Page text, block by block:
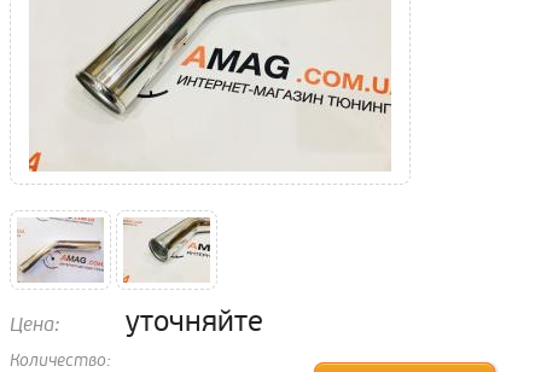
Цена: уточняйте
Количество: